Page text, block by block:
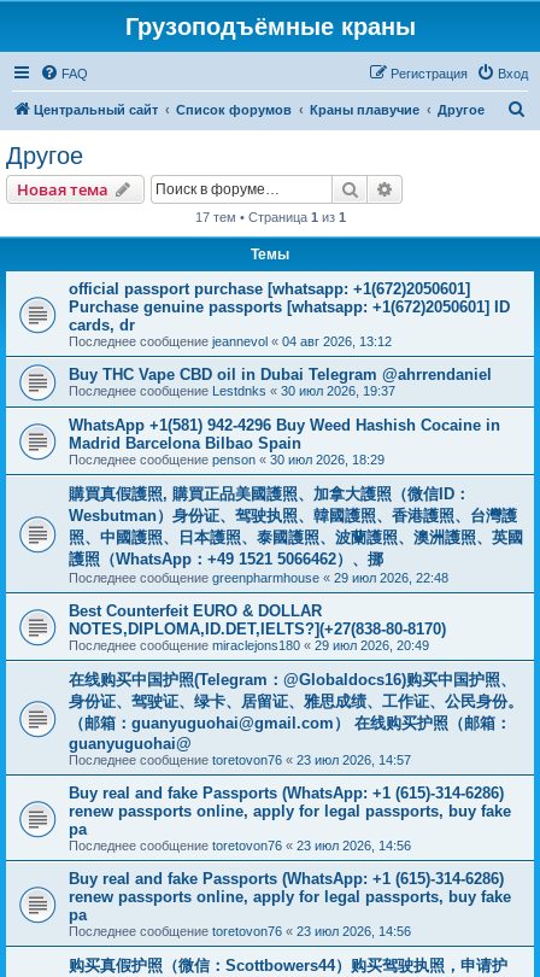
Грузоподъёмные краны
FAQ Вход
Регистрация
Центральный сайт Список форумов Краны плавучие Другое
Другое
Новая тема Поиск
17 тем • Страница 1 из 1
Темы
official passport purchase [whatsapp: +1(672)2050601]
Purchase genuine passports [whatsapp: +1(672)2050601] ID
cards, dr
Последнее сообщение jeannevol « 04 авг 2026, 13:12
Buy THC Vape CBD oil in Dubai Telegram @ahrrendaniel
Последнее сообщение Lestdnks « 30 июл 2026, 19:37
WhatsApp +1(581) 942-4296 Buy Weed Hashish Cocaine in
Madrid Barcelona Bilbao Spain
Последнее сообщение penson « 30 июл 2026, 18:29
購買真假護照, 購買正品美國護照、加拿大護照（微信ID：
Wesbutman）身份证、驾驶执照、韓國護照、香港護照、台灣護
照、中國護照、日本護照、泰國護照、波蘭護照、澳洲護照、英國
護照（WhatsApp：+49 1521 5066462）、挪
Последнее сообщение greenpharmhouse « 29 июл 2026, 22:48
Best Counterfeit EURO & DOLLAR
NOTES,DIPLOMA,ID.DET,IELTS?](+27(838-80-8170)
Последнее сообщение miraclejons180 « 29 июл 2026, 20:49
在线购买中国护照(Telegram：@Globaldocs16)购买中国护照、
身份证、驾驶证、绿卡、居留证、雅思成绩、工作证、公民身份。
（邮箱： guanyuguohai@gmail.com ） 在线购买护照（邮箱：
guanyuguohai@
Последнее сообщение toretovon76 « 23 июл 2026, 14:57
Buy real and fake Passports (WhatsApp: +1 (615)-314-6286)
renew passports online, apply for legal passports, buy fake
pa
Последнее сообщение toretovon76 « 23 июл 2026, 14:56
Buy real and fake Passports (WhatsApp: +1 (615)-314-6286)
renew passports online, apply for legal passports, buy fake
pa
Последнее сообщение toretovon76 « 23 июл 2026, 14:56
购买真假护照（微信：Scottbowers44）购买驾驶执照，申请护